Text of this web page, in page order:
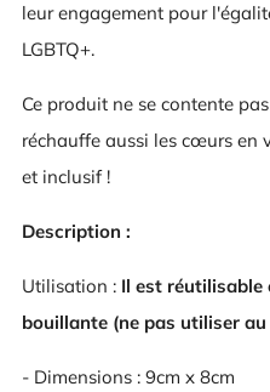
leur engagement pour
LGBTQ+.
Ce produit ne se contente
réchauffe aussi les cœurs en
et inclusif !
Description :
Utilisation : Il est réutilisable
bouillante (ne pas utiliser
- Dimensions : 9cm x 8cm